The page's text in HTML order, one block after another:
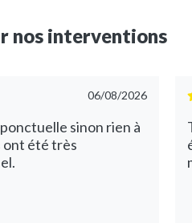
nos interventions
06/08/2026
sinon rien à
ont été très